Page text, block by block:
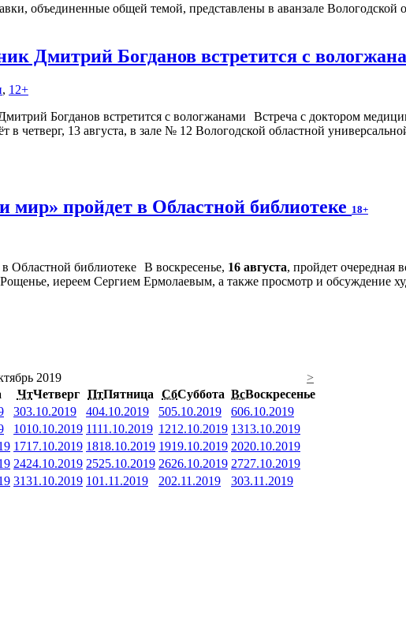
объединенные общей темой, представлены в аванзале Вологодской
Дмитрий Богданов встретится с
, 12+
Встреча с доктором
в четверг, 13 августа, в зале № 12 Вологодской областной
мир» пройдет в Областной библиотеке 18+
В воскресенье, 16 августа, пройдет очередная
иереем Сергием Ермолаевым, а также просмотр и обсуждение
2019
>
ЧтЧетверг ПтПятница СбСуббота ВсВоскресенье
303.10.2019 404.10.2019 505.10.2019 606.10.2019
1010.10.2019 1111.10.2019 1212.10.2019 1313.10.2019
1717.10.2019 1818.10.2019 1919.10.2019 2020.10.2019
2424.10.2019 2525.10.2019 2626.10.2019 2727.10.2019
3131.10.2019 101.11.2019 202.11.2019 303.11.2019